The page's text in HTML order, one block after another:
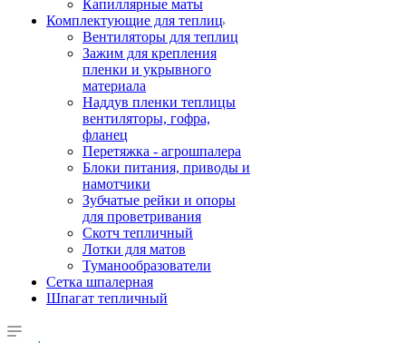
Капиллярные маты
Комплектующие для теплиц
Вентиляторы для теплиц
Зажим для крепления
пленки и укрывного
материала
Наддув пленки теплицы
вентиляторы, гофра,
фланец
Перетяжка - агрошпалера
Блоки питания, приводы и
намотчики
Зубчатые рейки и опоры
для проветривания
Скотч тепличный
Лотки для матов
Туманообразователи
Сетка шпалерная
Шпагат тепличный